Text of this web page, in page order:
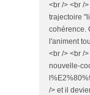
<br /> <br /
trajectoire
cohérence.
l'animent
<br /> <br /
nouvelle-
/> et il